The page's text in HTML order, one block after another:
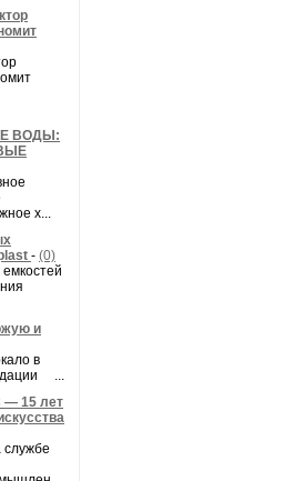
ВОДЫ:
х...
- (0)
и
в
...
— 15 лет
службе